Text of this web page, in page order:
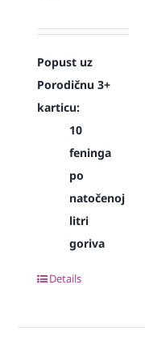
Popust uz
Porodičnu 3+
karticu:
10
feninga
po
natočenoj
litri
goriva
Details